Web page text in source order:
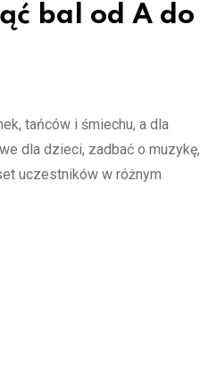
bal od A do
tańców i śmiechu, a dla
dla dzieci, zadbać o muzykę,
uczestników w różnym